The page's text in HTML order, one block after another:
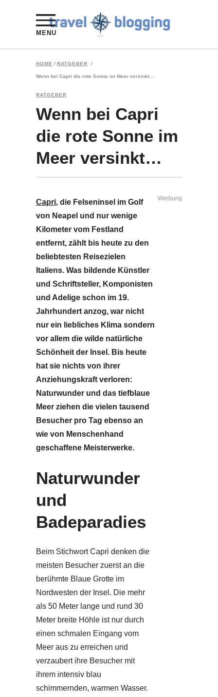
MENU
HOME / RATGEBER /
Wenn bei Capri die rote Sonne im Meer versinkt…
RATGEBER
Wenn bei Capri
die rote Sonne im
Meer versinkt…
Capri, die Felseninsel im Golf
von Neapel und nur wenige
Kilometer vom Festland
entfernt, zählt bis heute zu den
beliebtesten Reisezielen
Italiens. Was bildende Künstler
und Schriftsteller, Komponisten
und Adelige schon im 19.
Jahrhundert anzog, war nicht
nur ein liebliches Klima sondern
vor allem die wilde natürliche
Schönheit der Insel. Bis heute
hat sie nichts von ihrer
Anziehungskraft verloren:
Naturwunder und das tiefblaue
Meer ziehen die vielen tausend
Besucher pro Tag ebenso an
wie von Menschenhand
geschaffene Meisterwerke.
Naturwunder
und
Badeparadies
Beim Stichwort Capri denken die
meisten Besucher zuerst an die
berühmte Blaue Grotte im
Nordwesten der Insel. Die mehr
als 50 Meter lange und rund 30
Meter breite Höhle ist nur durch
einen schmalen Eingang vom
Meer aus zu erreichen und
verzaubert ihre Besucher mit
ihrem intensiv blau
schimmernden, warmen Wasser.
Werbung